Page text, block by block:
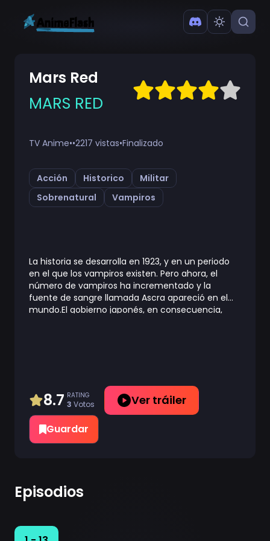
Mars Red
MARS RED
TV Anime••2217 vistas•Finalizado
Acción Historico
Militar
Sobrenatural
Vampiros
La historia se desarrolla en 1923, y en un periodo
en el que los vampiros existen. Pero ahora, el
número de vampiros ha incrementado y la
fuente de sangre llamada Ascra apareció en el
mundo.El gobierno japonés, en consecuencia,
recientemente han sido reasignados para
combatir la crisis de vampiros. Será
responsabilidad de la unidad “Código Zero” y el
vampiro de clase S, Deffrot, investigar el extraño
incremento de vampiros antes de que la
8.7 RATING
3 Votos Ver tráiler
Guardar
Episodios